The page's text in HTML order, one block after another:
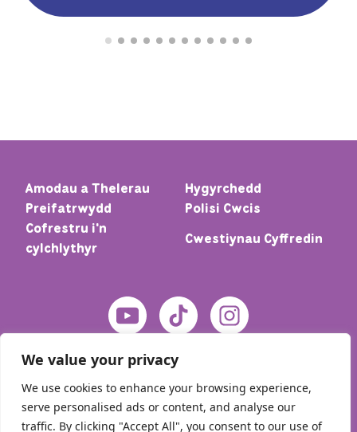
We value your privacy
We use cookies to enhance your browsing experience,
serve personalised ads or content, and analyse our
traffic. By clicking "Accept All", you consent to our use of
Amodau a Thelerau
Hygyrchedd
Preifatrwydd
Polisi Cwcis
Cofrestru i'n
cylchlythyr
Cwestiynau Cyffredin